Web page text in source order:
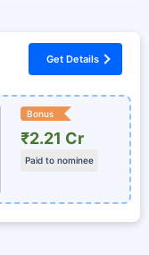
Get Details
Bonus
₹2.21 Cr
Paid to nominee